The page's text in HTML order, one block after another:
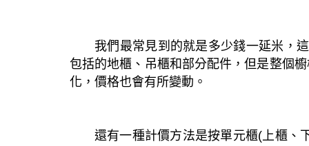
我們最常見到的就是多少錢一延米，
包括的地櫃、吊櫃和部分配件，但是整個
化，價格也會有所變動。
還有一種計價方法是按單元櫃(上櫃、